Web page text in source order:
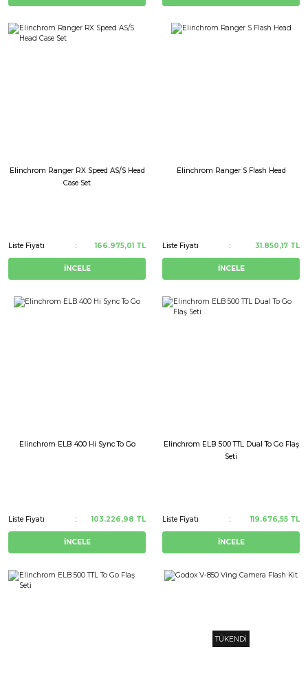
Elinchrom Ranger RX Speed AS/S Head
Case Set
Liste Fiyatı 166.975,01 TL
İNCELE
Elinchrom Ranger S Flash Head
Liste Fiyatı 31.850,17 TL
İNCELE
Elinchrom ELB 400 Hi Sync To Go
Liste Fiyatı 103.226,98 TL
İNCELE
Elinchrom ELB 500 TTL Dual To Go Flaş
Seti
Liste Fiyatı 119.676,55 TL
İNCELE
TÜKENDİ